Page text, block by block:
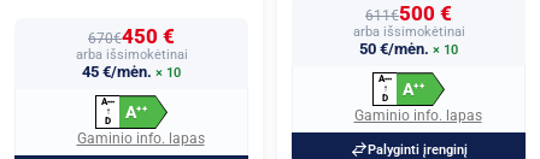
670€450 €
arba išsimokėtinai
45 €/mėn. × 10
A+++
↑
D
A++
Gaminio info. lapas
611€500 €
arba išsimokėtinai
50 €/mėn. × 10
A+++
↑
D
A++
Gaminio info. lapas
Palyginti įrenginį